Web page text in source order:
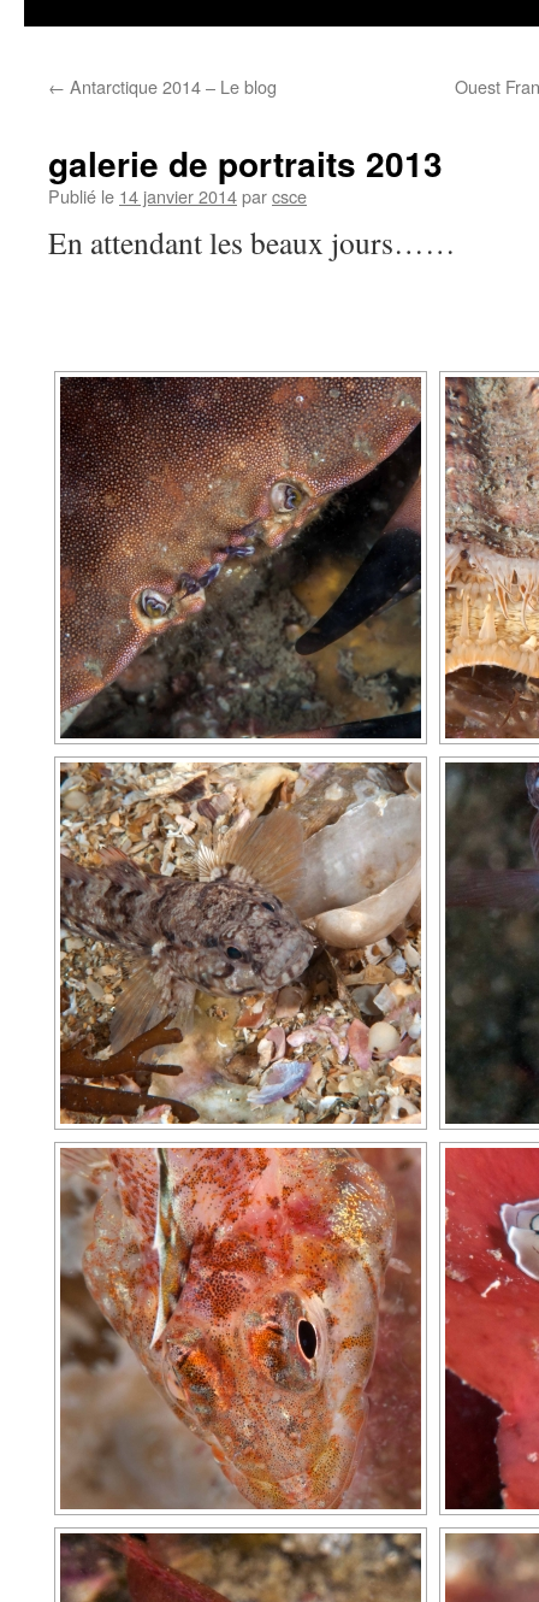
← Antarctique 2014 – Le blog Ouest
galerie de portraits 2013
Publié le 14 janvier 2014parcsce
En attendant les beaux jours……